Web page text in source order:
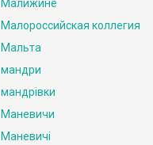
Малижине
Малороссийская коллегия
Мальта
мандри
мандрівки
Маневичи
Маневичі